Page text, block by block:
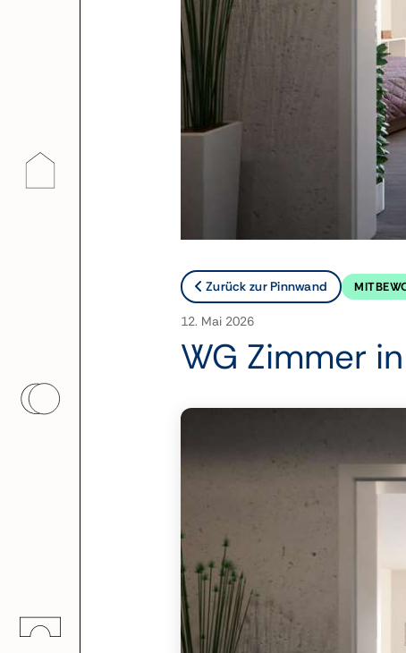
Zurück zur Pinnwand
12. Mai 2026
WG Zimmer